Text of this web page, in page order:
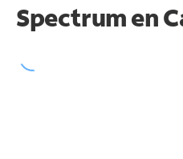
Spectrum en